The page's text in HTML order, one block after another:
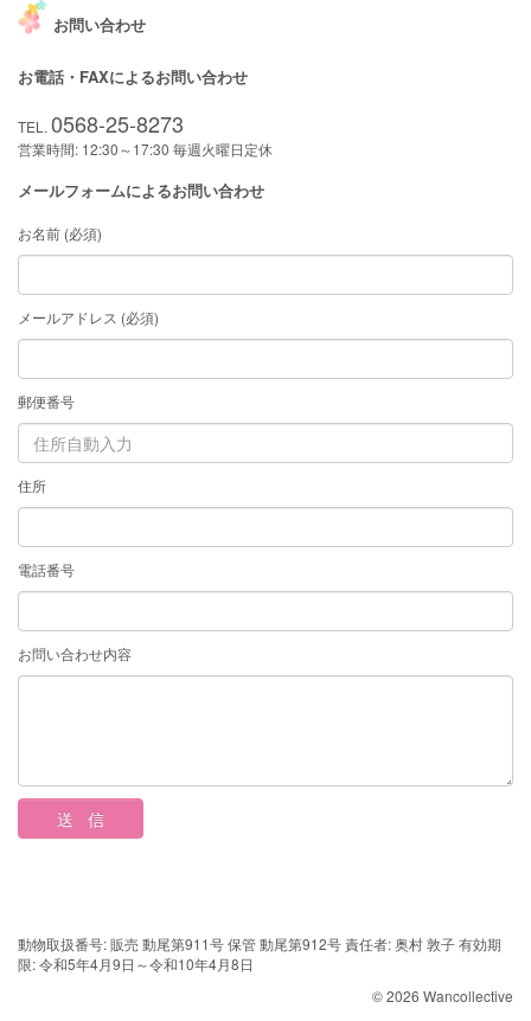
お問い合わせ
お電話・FAXによるお問い合わせ
TEL.0568-25-8273
営業時間: 12:30～17:30 毎週火曜日定休
メールフォームによるお問い合わせ
お名前 (必須)
メールアドレス (必須)
郵便番号
住所
電話番号
お問い合わせ内容
動物取扱番号: 販売 動尾第911号 保管 動尾第912号 責任者: 奥村 敦子 有効期
限: 令和5年4月9日～令和10年4月8日
© 2026 Wancollective